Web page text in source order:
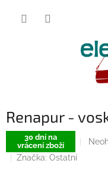
Renapur -
30 dní na
vrácení zboží
Značka: Ostatní